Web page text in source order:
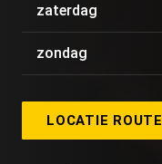
zaterdag
zondag
LOCATIE ROUTE